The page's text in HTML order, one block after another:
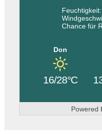
Chance für
Don
16/28°C
Powered